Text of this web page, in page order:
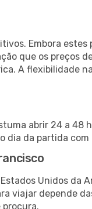
Embora
que os preços
A flexibilidade
abrir 24 a
dia da partida
Unidos da
depende